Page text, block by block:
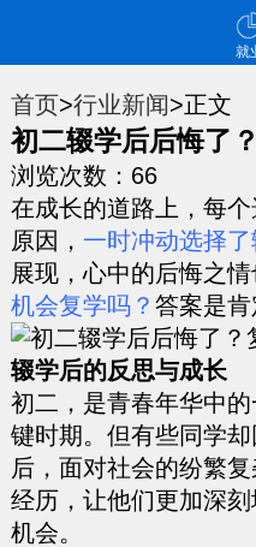
就
首页>行业新闻>正文
初二辍学后后悔了
浏览次数： 66
在成长的道路上，每
原因， 一时冲动选择了
展现，心中的后悔之
机会复学吗？ 答案是肯
辍学后的反思与成长
初二，是青春年华中
键时期。但有些同学
后，面对社会的纷繁
经历，让他们更加深
机会。